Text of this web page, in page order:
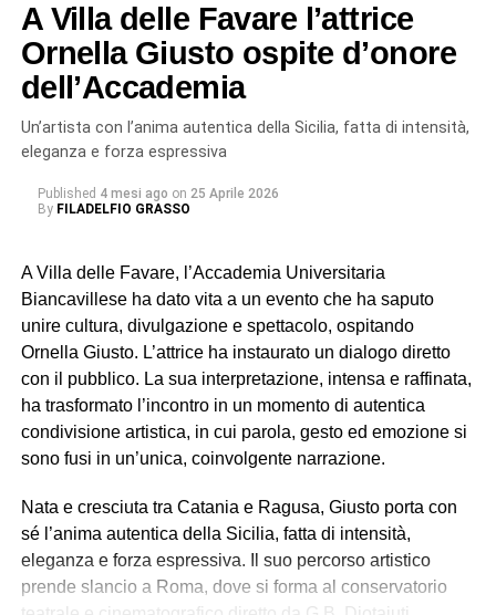
A Villa delle Favare l’attrice
Ornella Giusto ospite d’onore
dell’Accademia
Un’artista con l’anima autentica della Sicilia, fatta di intensità,
eleganza e forza espressiva
Published 4 mesi ago on 25 Aprile 2026
By FILADELFIO GRASSO
A Villa delle Favare, l’Accademia Universitaria
Biancavillese ha dato vita a un evento che ha saputo
unire cultura, divulgazione e spettacolo, ospitando
Ornella Giusto. L’attrice ha instaurato un dialogo diretto
con il pubblico. La sua interpretazione, intensa e raffinata,
ha trasformato l’incontro in un momento di autentica
condivisione artistica, in cui parola, gesto ed emozione si
sono fusi in un’unica, coinvolgente narrazione.
Nata e cresciuta tra Catania e Ragusa, Giusto porta con
sé l’anima autentica della Sicilia, fatta di intensità,
eleganza e forza espressiva. Il suo percorso artistico
prende slancio a Roma, dove si forma al conservatorio